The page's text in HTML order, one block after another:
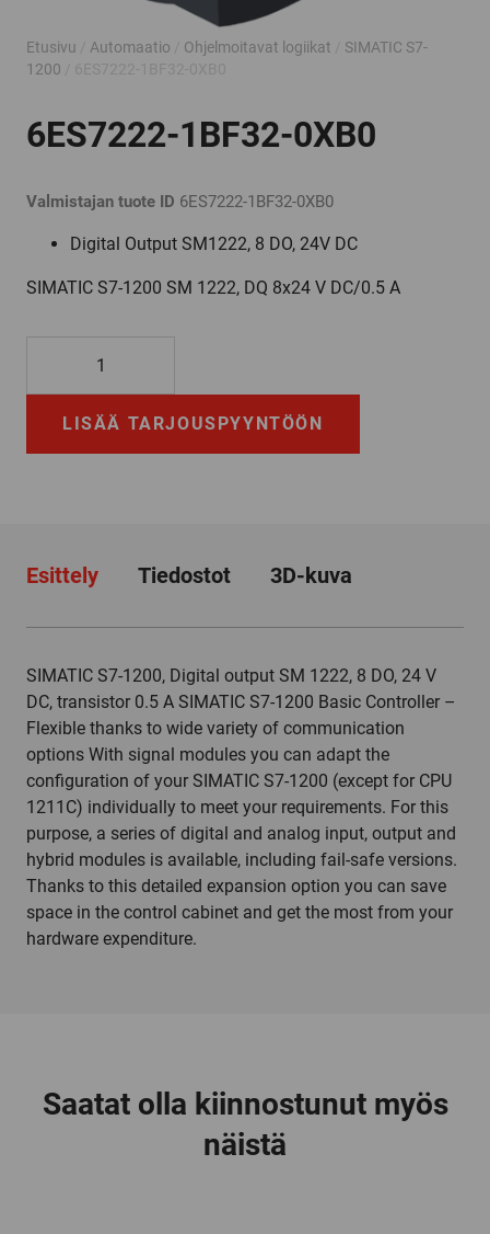
Etusivu Automaatio Ohjelmoitavat logiikat
SIMATIC S7-
1200
6ES7222-1BF32-0XB0
Valmistajan tuote ID 6ES7222-1BF32-0XB0
Digital Output SM1222, 8 DO, 24V DC
SIMATIC S7-1200 SM 1222, DQ 8x24 V DC/0.5 A
0XB0
määräLISÄÄ TARJOUSPYYNTÖÖN
Esittely Tiedostot 3D-kuva
SIMATIC S7-1200, Digital output SM 1222, 8 DO, 24 V
DC, transistor 0.5 A SIMATIC S7-1200 Basic Controller –
Flexible thanks to wide variety of communication
options With signal modules you can adapt the
configuration of your SIMATIC S7-1200 (except for CPU
1211C) individually to meet your requirements. For this
purpose, a series of digital and analog input, output and
hybrid modules is available, including fail-safe versions.
Thanks to this detailed expansion option you can save
space in the control cabinet and get the most from your
hardware expenditure.
Saatat olla kiinnostunut myös
näistä